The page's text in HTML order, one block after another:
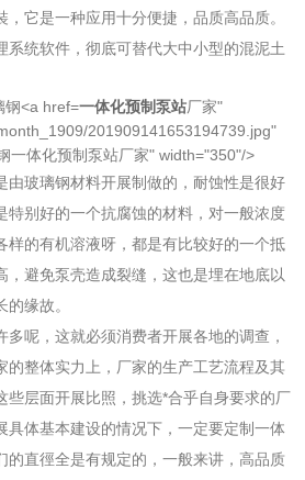
它是一种应用十分便捷，品质高品质。
系统软件，彻底可替代大中小型的混泥土
一体化预制泵站厂家"
201909141653194739.jpg"
一体化预制泵站厂家" width="350"/>
由玻璃钢材料开展制做的，耐蚀性是很好
特别好的一个抗腐蚀的材料，对一般浓度
样的有机溶液呀，都是有比较好的一个抵
，避免泵壳造成裂缝，这也是埋在地底以
缘故。
多呢，这就必须消费者开展各地的调查，
的整体实力上，厂家的生产工艺流程及其
些层面开展比照，挑选*合乎自身要求的厂
具体基本建设的情况下，一定要定制一体
的直徑全是有规定的，一般来讲，高品质